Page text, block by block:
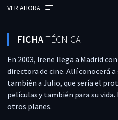
REPORTAR
FICHATÉCNICA
En 2003, Irene llega a Madrid
directora de cine. Allí conocerá
también a Julio, que sería el
películas y también para su
otros planes.